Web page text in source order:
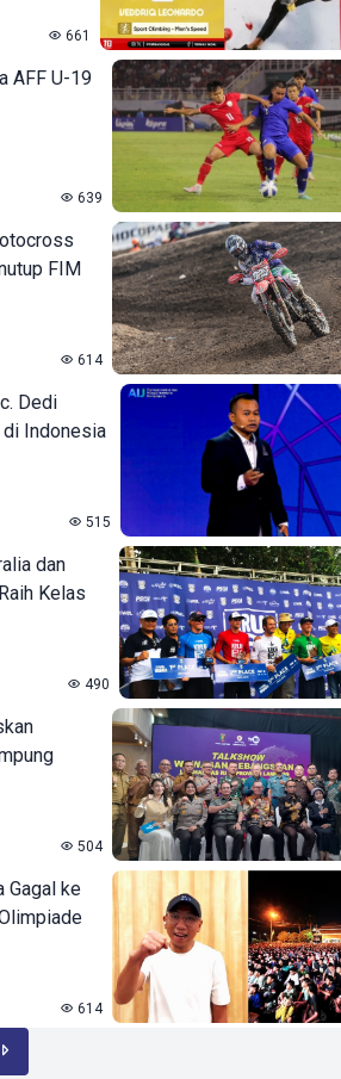
661
AFF U-19
639
FIM
614
Dedi
di Indonesia
515
dan
Kelas
490
504
Gagal ke
614